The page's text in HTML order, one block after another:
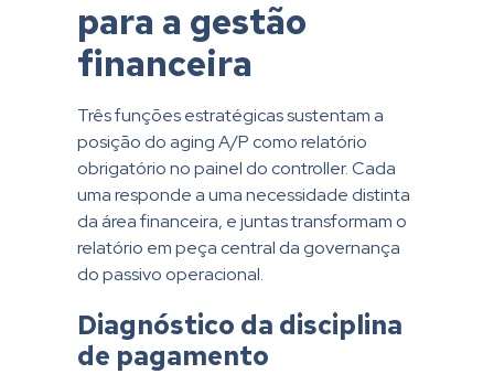
para a gestão
financeira
Três funções estratégicas sustentam a
posição do aging A/P como relatório
obrigatório no painel do controller. Cada
uma responde a uma necessidade distinta
da área financeira, e juntas transformam o
relatório em peça central da governança
do passivo operacional.
Diagnóstico da disciplina
de pagamento